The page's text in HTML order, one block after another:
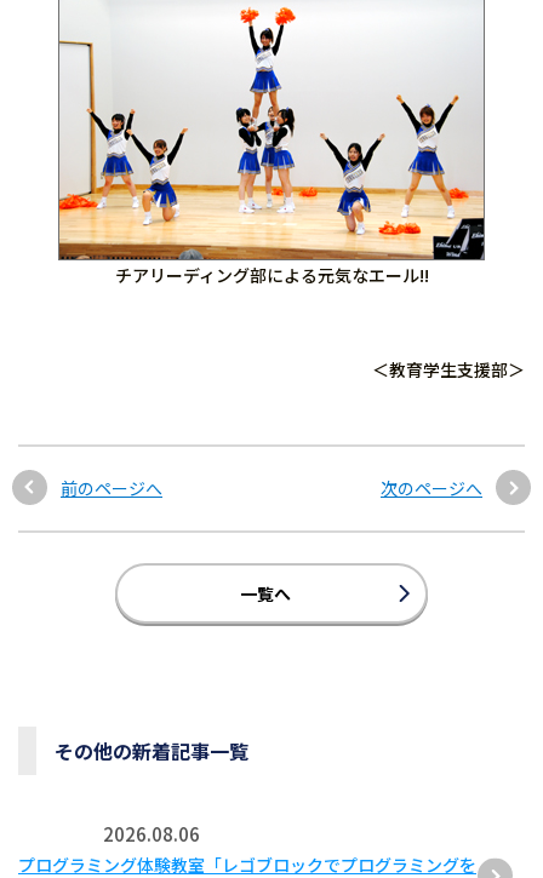
チアリーディング部による元気なエール!!
＜教育学生支援部＞
前のページへ 次のページへ
一覧へ
その他の新着記事一覧
2026.08.06
プログラミング体験教室「レゴブロックでプログラミングを